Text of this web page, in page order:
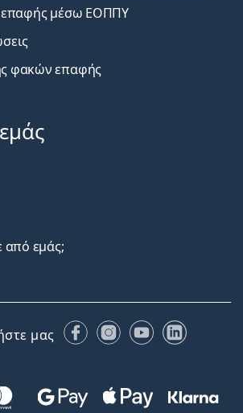
επαφής μέσω ΕΟΠΠΥ
φακών επαφής
από εμάς;
μας FacebookInstagram
YouTubeLinkedIn